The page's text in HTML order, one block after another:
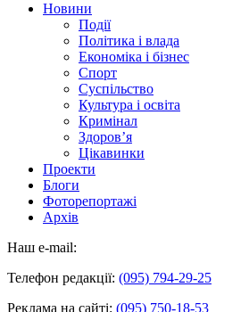
Новини
Події
Політика і влада
Економіка і бізнес
Спорт
Суспільство
Культура і освіта
Кримінал
Здоров’я
Цікавинки
Проекти
Блоги
Фоторепортажі
Архів
Наш e-mail:
Телефон редакції: (095) 794-29-25
Реклама на сайті: (095) 750-18-53